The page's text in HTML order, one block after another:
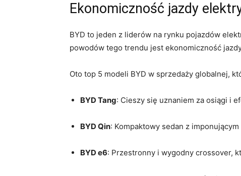
Ekonomiczność jazdy​
BYD to jeden z liderów na rynku pojazdów
powodów tego trendu jest ekonomiczność
Oto top 5 modeli BYD ‌w sprzedaży globalnej,
BYD Tang: Cieszy się uznaniem za osiągi i
BYD Qin:‌ Kompaktowy sedan z
BYD e6: Przestronny⁣ i​ wygodny crossover,